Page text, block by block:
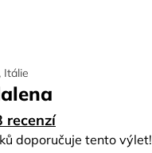
Itálie
recenzí
doporučuje tento výlet!